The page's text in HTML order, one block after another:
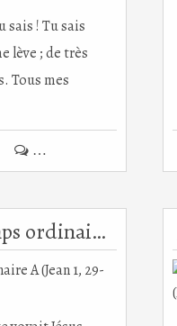
sais ! Tu sais
lève ; de très
Tous mes
 …
2° dimanche du Temps ordinaire A (Jean 1, 29-34) (DiMail 3)